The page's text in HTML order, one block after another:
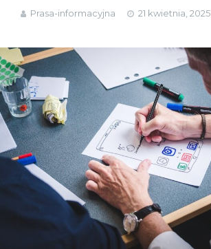
Prasa-informacyjna 21 kwietnia, 2025